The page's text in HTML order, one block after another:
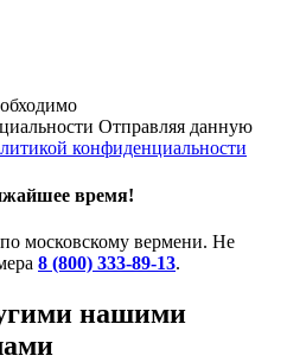
Отправляя данную
конфиденциальности
время!
московскому вермени. Не
8 (800) 333-89-13.
нашими